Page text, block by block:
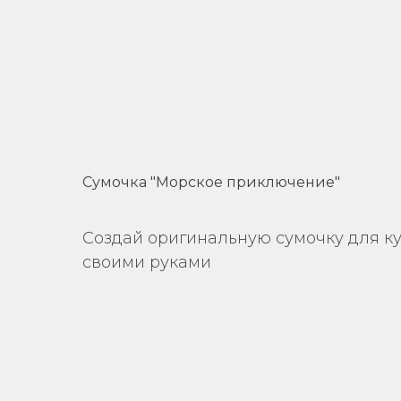
Сумочка "Морское приключение"
Создай оригинальную сумочку для
своими руками